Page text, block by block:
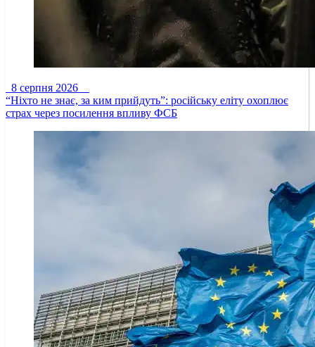
8 серпня 2026
“Ніхто не знає, за ким прийдуть”: російську еліту охоплює
страх через посилення впливу ФСБ